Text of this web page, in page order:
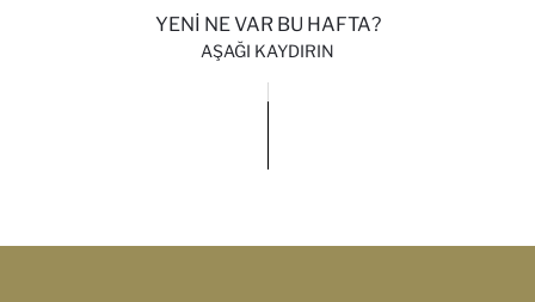
YENİ NE VAR BU HAFTA?
AŞAĞI KAYDIRIN